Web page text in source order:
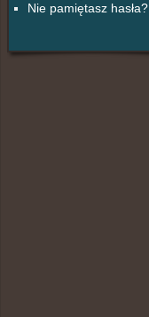
Nie pamiętasz hasła?